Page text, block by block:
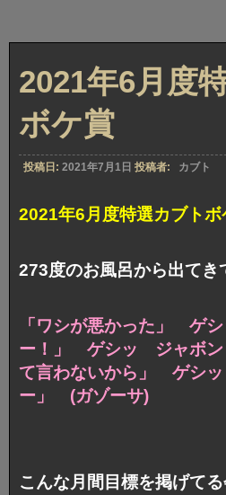
2021年6月度
ボケ賞
投稿日: 2021年7月1日 投稿者: カブト
2021年6月度特選カブトボ
273度のお風呂から出てき
「ワシが悪かった」 ゲ
ー！」 ゲシッ ジャボン
て言わないから」 ゲシ
ー」 (ガゾーサ)
こんな月間目標を掲げて